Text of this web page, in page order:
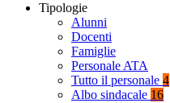
Tipologie
Alunni
Docenti
Famiglie
Personale ATA
Tutto il personale 4
Albo sindacale 16